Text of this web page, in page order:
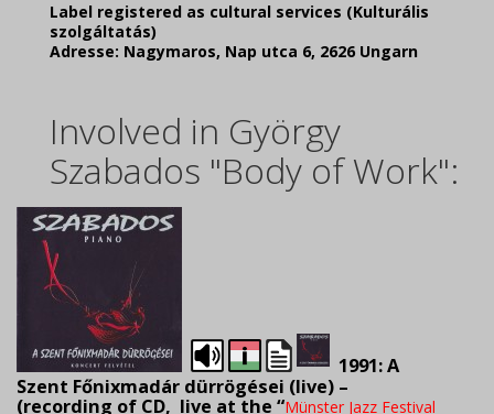
Label registered as cultural services (Kulturális
szolgáltatás)
Adresse: Nagymaros, Nap utca 6, 2626 Ungarn
Involved in György
Szabados "Body of Work":
1991: A
Szent Főnixmadár dürrögései (live) –
(recording of CD, live at the “Münster Jazz Festival